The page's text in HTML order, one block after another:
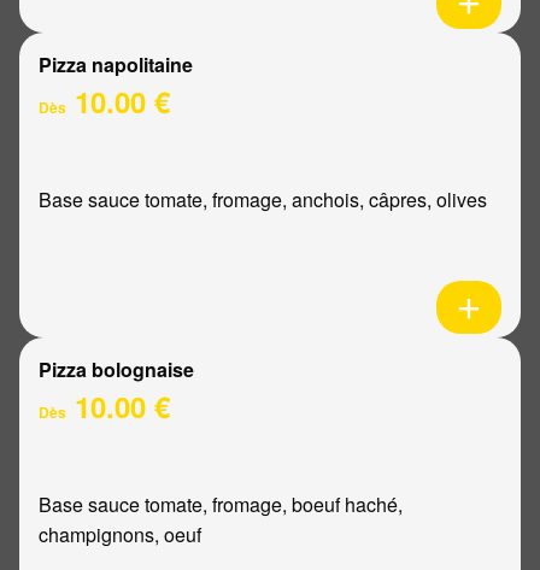
Pizza napolitaine
Dès 10.00 €
Base sauce tomate, fromage, anchois, câpres, olives
Pizza bolognaise
Dès 10.00 €
Base sauce tomate, fromage, boeuf haché,
champignons, oeuf